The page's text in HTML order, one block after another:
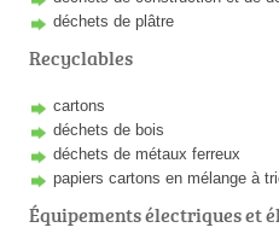
déchets de plâtre
Recyclables
cartons
déchets de bois
déchets de métaux ferreux
papiers cartons en mélange à
Équipements électriques et